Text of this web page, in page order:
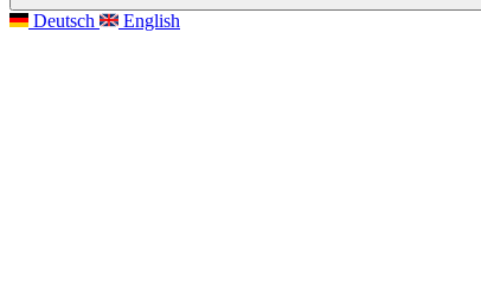
Deutsch English